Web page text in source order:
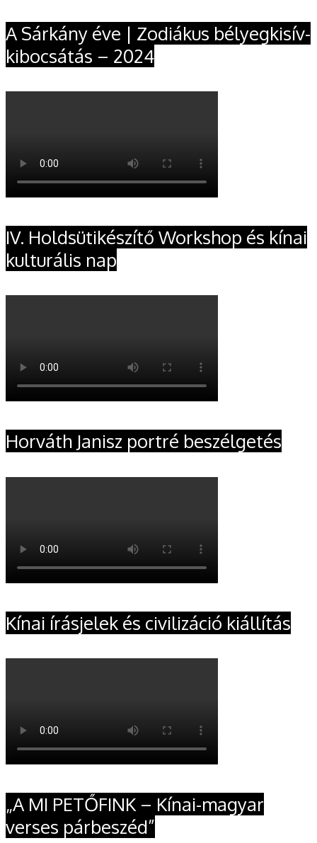
A Sárkány éve | Zodiákus bélyegkisív-
kibocsátás – 2024
IV. Holdsütikészítő Workshop és kínai
kulturális nap
Horváth Janisz portré beszélgetés
Kínai írásjelek és civilizáció kiállítás
„A MI PETŐFINK – Kínai-magyar
verses párbeszéd”